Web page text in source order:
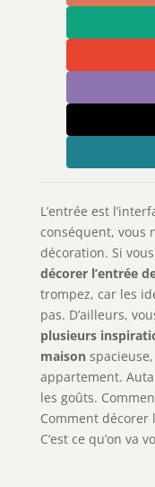
L’entrée est
conséquent, vous
décoration. Si
décorer l’entrée
trompez, car les
pas. D’ailleurs,
plusieurs
maison
appartement.
les goûts.
Comment décorer
C’est ce qu’on va